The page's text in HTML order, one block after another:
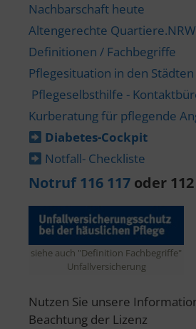
Nachbarschaft heute
Altengerechte Quartiere.NRW
Definitionen / Fachbegriffe
Pflegesituation in den Städten
Pflegeselbsthilfe -
Kurberatung für pflegende
Diabetes-​Cockpit
Notfall- Checkliste
Notruf 116 117 oder 112
siehe auch "Definition Fachbegriffe"
Unfallversicherung
Nutzen Sie unsere
Beachtung der Lizenz